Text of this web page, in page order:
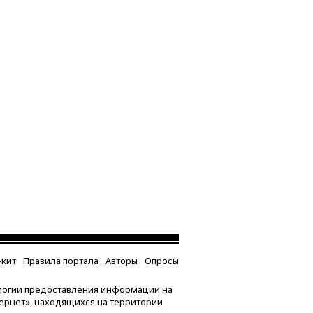
Правила портала Авторы Опросы
предоставления информации на
находящихся на территории